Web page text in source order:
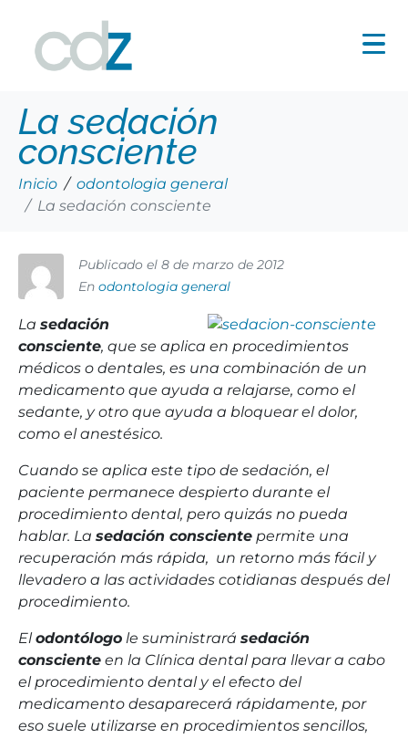
La sedación
consciente
Inicio
odontologia general
La sedación consciente
Publicado el 8 de marzo de 2012
En odontologia general
La sedación
consciente, que se aplica en procedimientos
médicos o dentales, es una combinación de un
medicamento que ayuda a relajarse, como el
sedante, y otro que ayuda a bloquear el dolor,
como el anestésico.
Cuando se aplica este tipo de sedación, el
paciente permanece despierto durante el
procedimiento dental, pero quizás no pueda
hablar. La sedación consciente permite una
recuperación más rápida, un retorno más fácil y
llevadero a las actividades cotidianas después del
procedimiento.
Elodontólogo le suministrará sedación
consciente en la Clínica dental para llevar a cabo
el procedimiento dental y el efecto del
medicamento desaparecerá rápidamente, por
eso suele utilizarse en procedimientos sencillos,